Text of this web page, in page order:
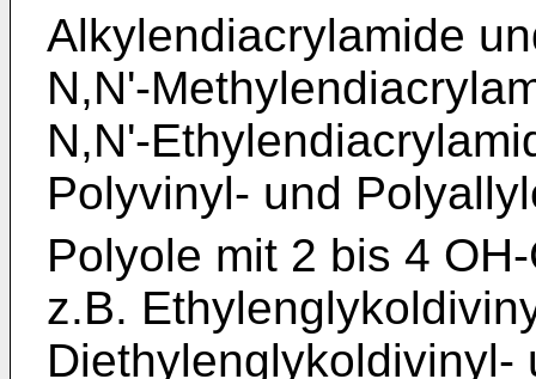
Alkylendiacrylamide
N,N'-
N,N'-
Polyvinyl- und
Polyole mit 2 bis 4
z.B.
Diethylenglykoldivinyl-